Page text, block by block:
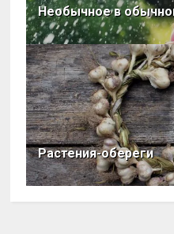
Необычное в
Растения-обереги